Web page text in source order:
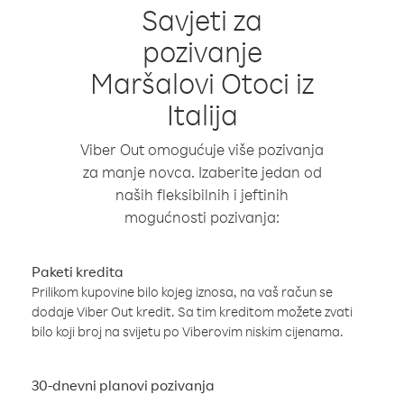
Savjeti za
pozivanje
Maršalovi Otoci iz
Italija
Viber Out omogućuje više pozivanja
za manje novca. Izaberite jedan od
naših fleksibilnih i jeftinih
mogućnosti pozivanja:
Paketi kredita
Prilikom kupovine bilo kojeg iznosa, na vaš račun se
dodaje Viber Out kredit. Sa tim kreditom možete zvati
bilo koji broj na svijetu po Viberovim niskim cijenama.
30-dnevni planovi pozivanja